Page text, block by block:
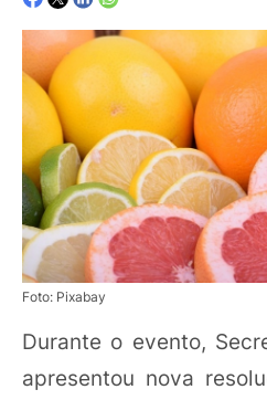
Foto: Pixabay
Durante o evento,
apresentou nova